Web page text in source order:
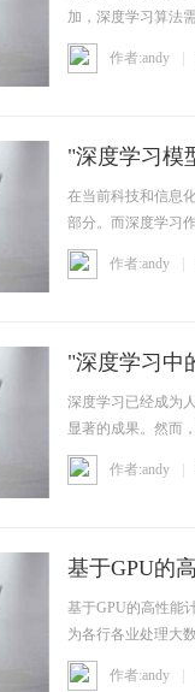
加，深度学习算法
往往 ...
作者:andy
"深度学习模
在当前科技和信息
部分。而深度学习
习模型 ...
作者:andy
"深度学习中
深度学习已经成为
显著的成果。然而
程， ...
作者:andy
基于GPU的
基于GPU的高性能
为各行各业处理大
算 ...
作者:andy